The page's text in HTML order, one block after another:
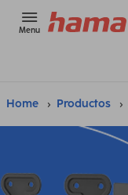
Menu
Home Productos